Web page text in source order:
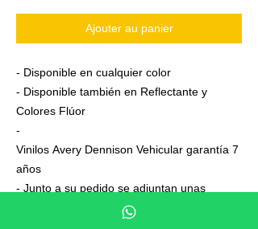
Ajouter au panier
- Disponible en cualquier color
- Disponible también en Reflectante y
Colores Flúor
-
Vinilos Avery Dennison Vehicular garantía 7
años
- Junto a su pedido se adjuntan unas
sencillas instrucciones de colocación